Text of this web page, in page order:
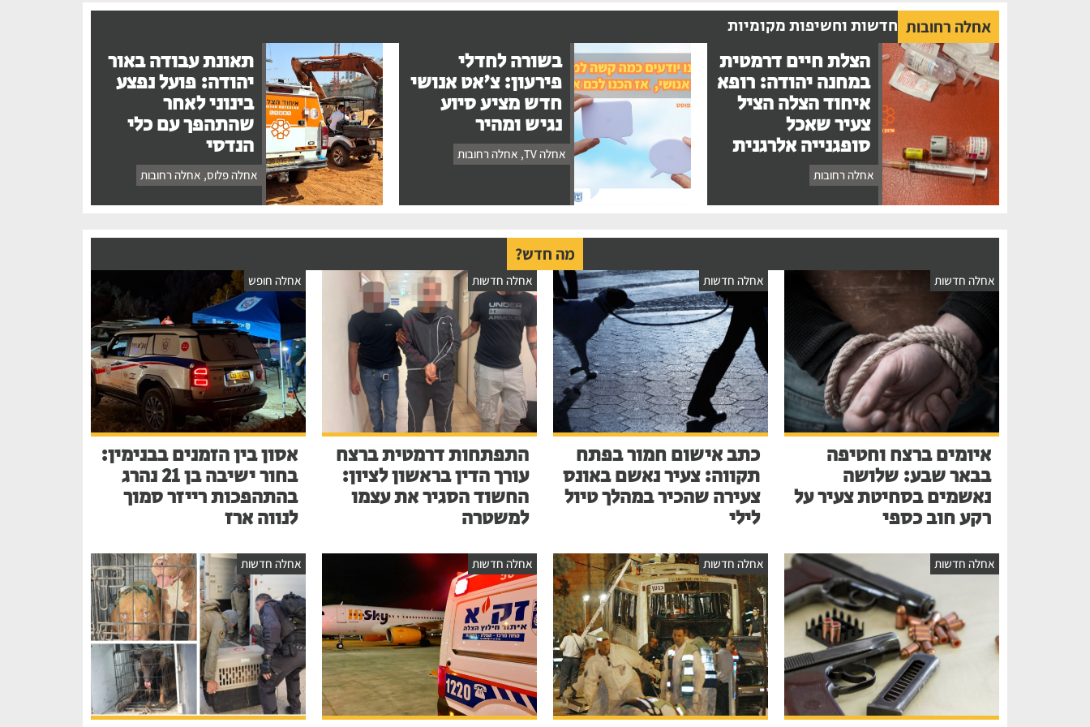
אחלה רחובות חדשות וחשיפות מקומיות
הצלת חיים דרמטית
במחנה יהודה: רופא
איחוד הצלה הציל
צעיר שאכל
סופגנייה אלרגנית
אחלה רחובות
בשורה לחדלי
פירעון: צ'אט אנושי
חדש מציע סיוע
נגיש ומהיר
אחלה TV , אחלה רחובות
תאונת עבודה באור
יהודה: פועל נפצע
בינוני לאחר
שהתהפך עם כלי
הנדסי
אחלה פלוס, אחלה רחובות
מה חדש?
אחלה חדשות
איומים ברצח וחטיפה
בבאר שבע: שלושה
נאשמים בסחיטת צעיר על
רקע חוב כספי
אחלה חדשות
כתב אישום חמור בפתח
תקווה: צעיר נאשם באונס
צעירה שהכיר במהלך טיול
לילי
אחלה חדשות
התפתחות דרמטית ברצח
עורך הדין בראשון לציון:
החשוד הסגיר את עצמו
למשטרה
אחלה חופש
אסון בין הזמנים בבנימין:
בחור ישיבה בן 21 נהרג
בהתהפכות רייזר סמוך
לנווה ארז
אחלה חדשות אחלה חדשות אחלה חדשות אחלה חדשות